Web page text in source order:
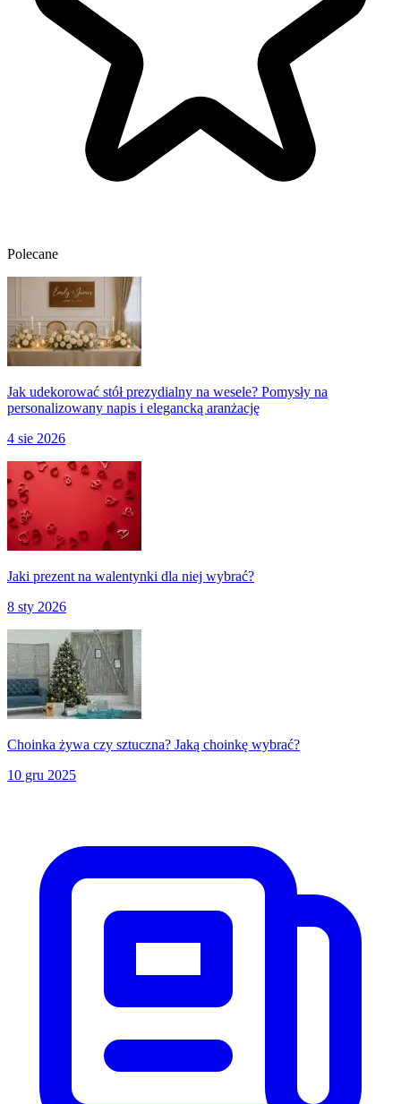
Polecane
Jak udekorować stół prezydialny na wesele? Pomysły na
personalizowany napis i elegancką aranżację
4 sie 2026
Jaki prezent na walentynki dla niej wybrać?
8 sty 2026
Choinka żywa czy sztuczna? Jaką choinkę wybrać?
10 gru 2025